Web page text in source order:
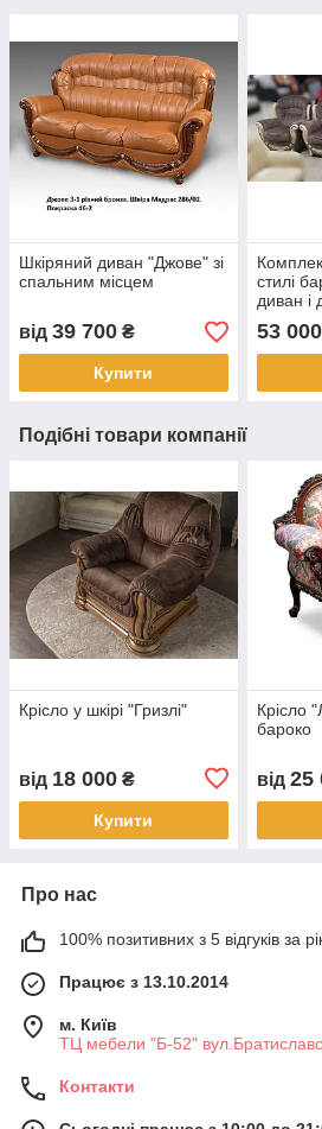
Шкіряний диван "Джове" зі
спальним місцем
від 39 700 ₴
Купити
стилі
диван і
53 000
Подібні товари компанії
Крісло у шкірі "Гризлі"
від 18 000 ₴
Купити
Крісло
бароко
від 25
Про нас
100% позитивних з 5 відгуків за
Працює з 13.10.2014
м. Київ
ТЦ мебели "Б-52"
Контакти